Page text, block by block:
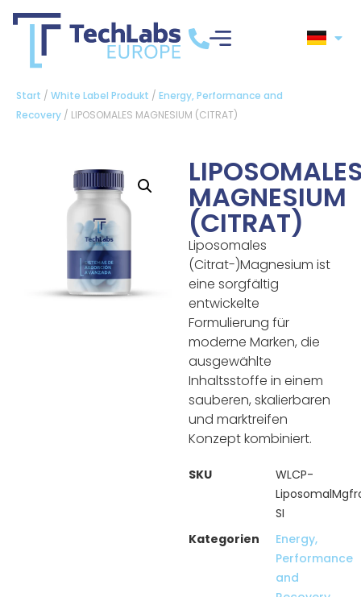
Start / White Label Produkt / Energy, Performance and
Recovery / LIPOSOMALES MAGNESIUM (CITRAT)
MAGNESIUM
(CITRAT)
Liposomales
(Citrat-)Magnesium ist
eine sorgfältig
entwickelte
Formulierung für
moderne Marken, die
ausgewählte
Inhaltsstoffe in einem
sauberen, skalierbaren
und marktreifen
Konzept kombiniert.
SKU
WLCP-
SI
Kategorien
Energy,
Performance
and